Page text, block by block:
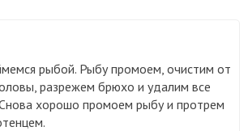
рыбой. Рыбу промоем, очистим от
разрежем брюхо и удалим все
хорошо промоем рыбу и протрем